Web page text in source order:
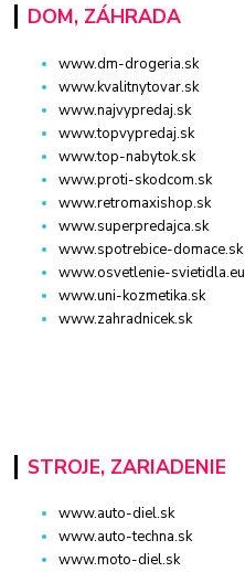
DOM, ZÁHRADA
www.dm-drogeria.sk
www.kvalitnytovar.sk
www.najvypredaj.sk
www.topvypredaj.sk
www.top-nabytok.sk
www.proti-skodcom.sk
www.retromaxishop.sk
www.superpredajca.sk
www.spotrebice-domace.sk
www.osvetlenie-svietidla.eu
www.uni-kozmetika.sk
www.zahradnicek.sk
STROJE, ZARIADENIE
www.auto-diel.sk
www.auto-techna.sk
www.moto-diel.sk